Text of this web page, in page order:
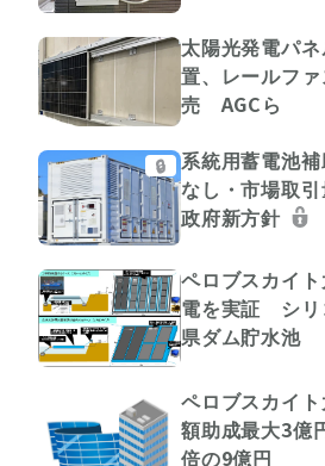
太陽光発電パ
置、レールフ
売 AGCら
🔒
系統用蓄電池
なし・市場取
政府新方針
ペロブスカイ
電を実証 シリ
県ダム貯水池
ペロブスカイ
額助成最大3
倍の9億円